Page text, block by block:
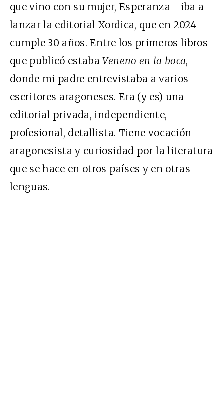
que vino con su mujer, Esperanza– iba a
lanzar la editorial Xordica, que en 2024
cumple 30 años. Entre los primeros libros
que publicó estaba Veneno en la boca,
donde mi padre entrevistaba a varios
escritores aragoneses. Era (y es) una
editorial privada, independiente,
profesional, detallista. Tiene vocación
aragonesista y curiosidad por la literatura
que se hace en otros países y en otras
lenguas.